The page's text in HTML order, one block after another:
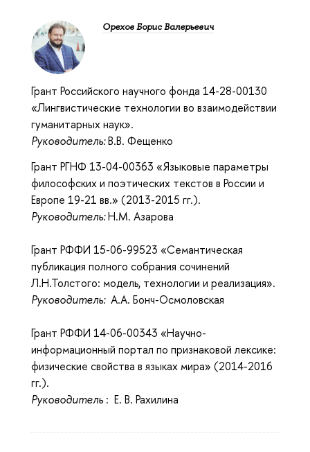
Орехов Борис Валерьевич
Грант Российского научного фонда 14-28-00130
«Лингвистические технологии во взаимодействии
гуманитарных наук».
Руководитель:В.В. Фещенко
Грант РГНФ 13-04-00363 «Языковые параметры
философских и поэтических текстов в России и
Европе 19-21 вв.» (2013-2015 гг.).
Руководитель:Н.М. Азарова
Грант РФФИ 15-06-99523 «Семантическая
публикация полного собрания сочинений
Л.Н.Толстого: модель, технологии и реализация».
Руководитель: А.А. Бонч-Осмоловская
Грант РФФИ 14-06-00343 «Научно-
информационный портал по признаковой лексике:
физические свойства в языках мира» (2014-2016
гг.).
Руководитель : Е. В. Рахилина